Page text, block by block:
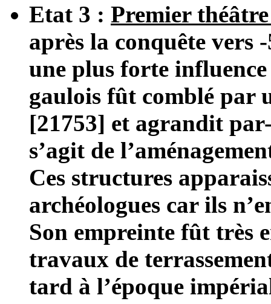
Etat 3 : Premier
après la conquête vers
une plus forte
gaulois fût comblé par
[21753] et agrandit
s’agit de
Ces structures
archéologues car ils
Son empreinte fût très
travaux de
tard à l’époque